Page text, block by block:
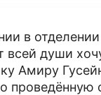
в
всей души
Амиру
проведённую